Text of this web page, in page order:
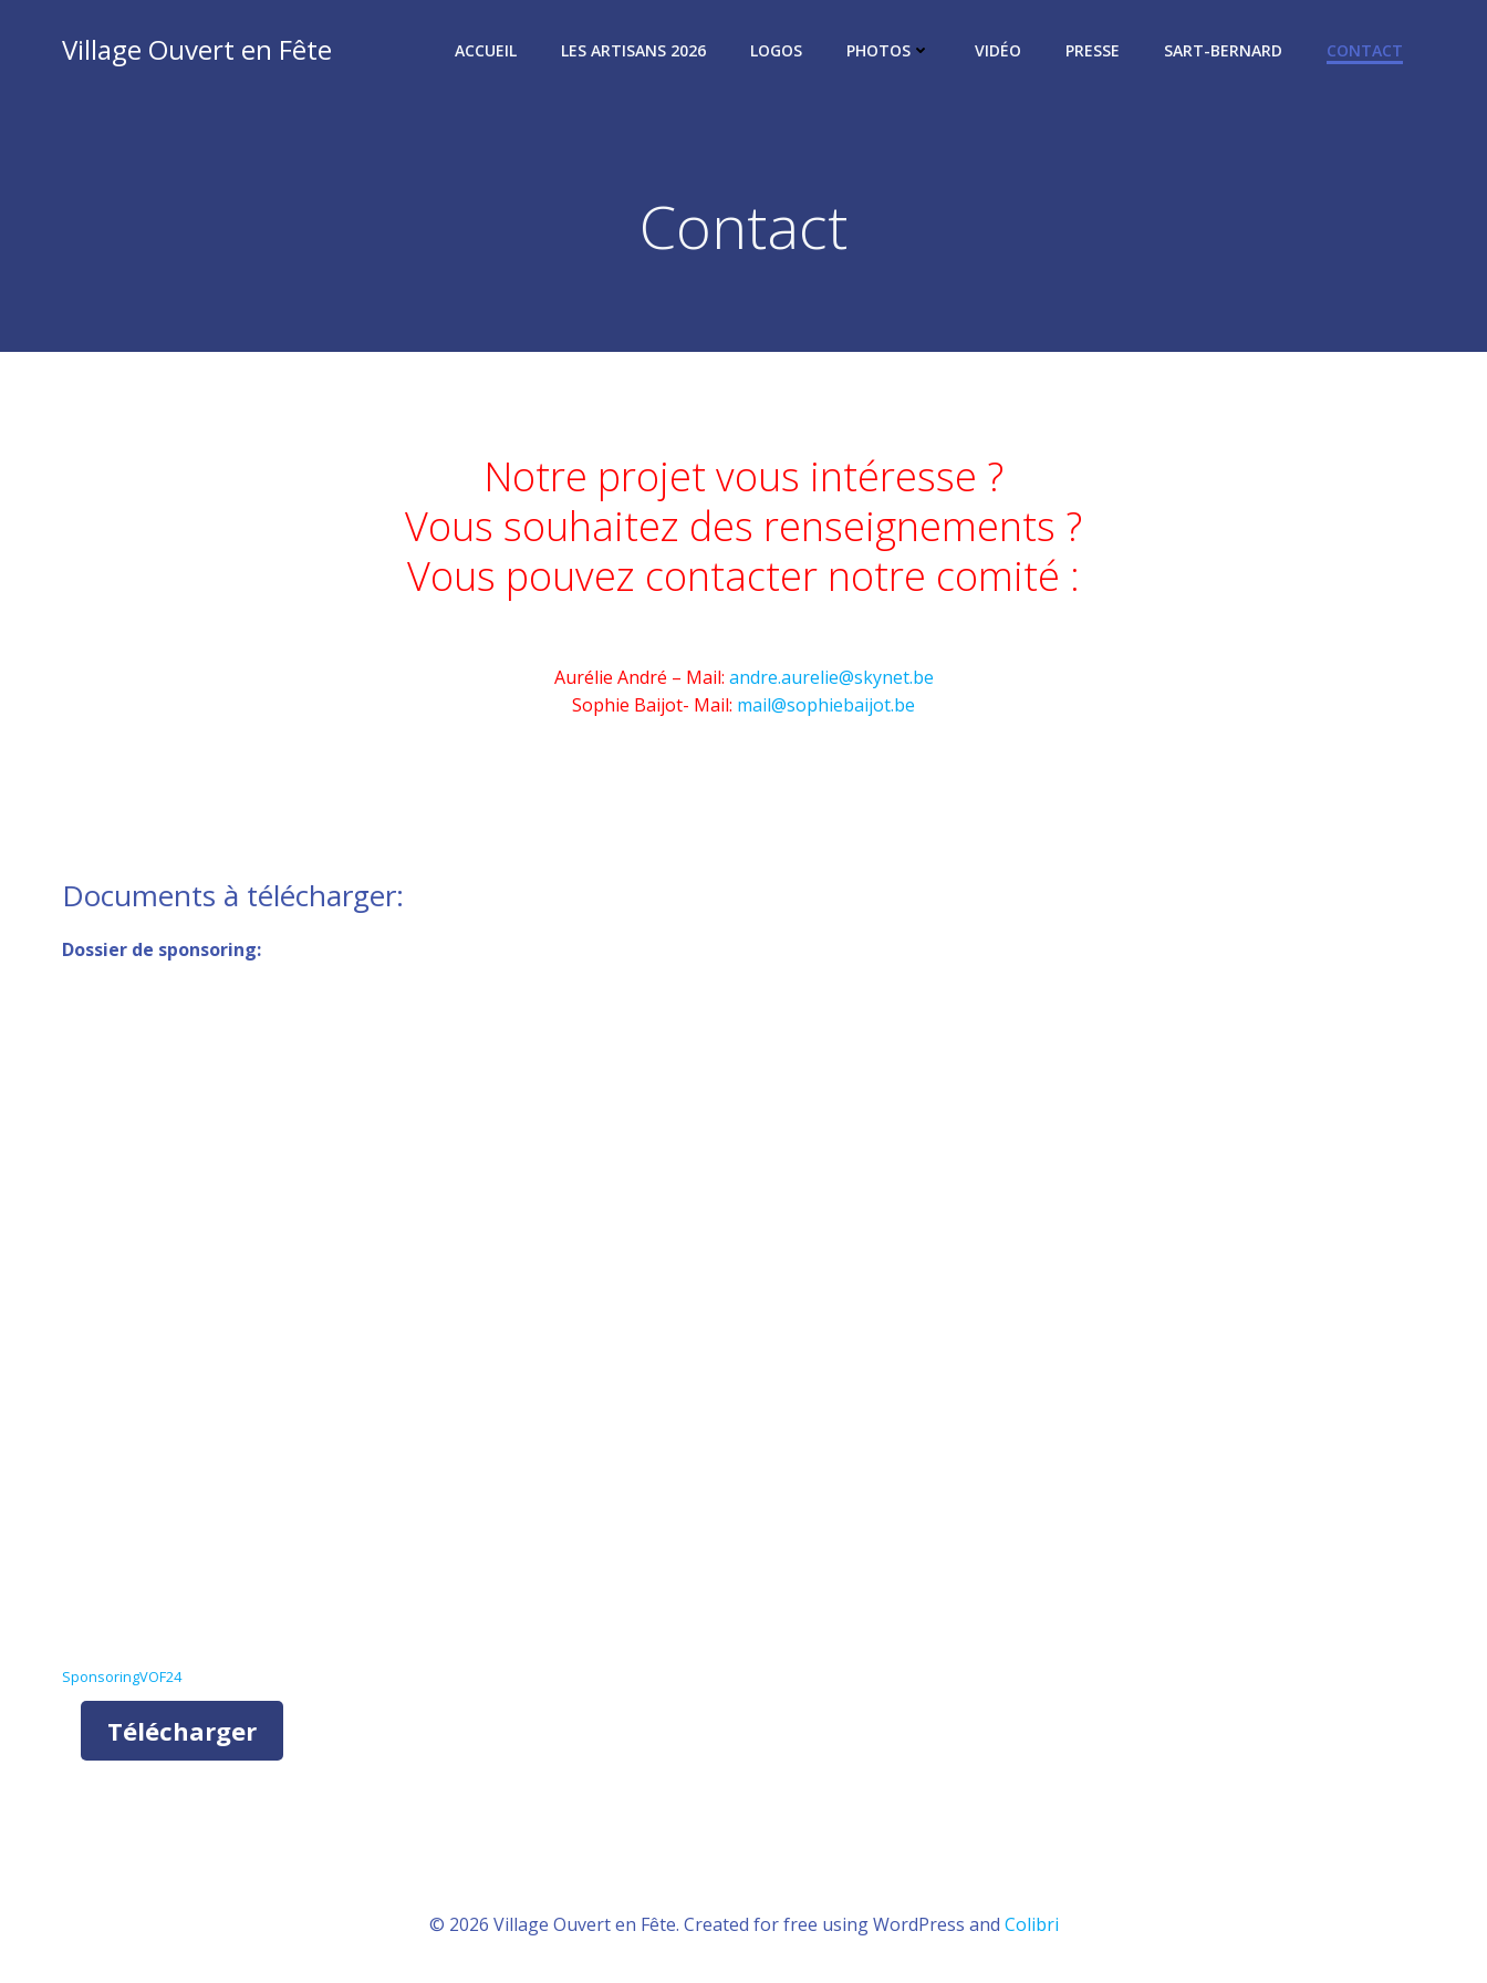
Village Ouvert en Fête ACCUEIL LES ARTISANS 2026 LOGOS PHOTOS VIDÉO PRESSE SART-BERNARD CONTACT
Contact
Notre projet vous intéresse ?
Vous souhaitez des renseignements ?
Vous pouvez contacter notre comité :
Aurélie André – Mail: andre.aurelie@skynet.be
Sophie Baijot- Mail: mail@sophiebaijot.be
Documents à télécharger:
Dossier de sponsoring:
SponsoringVOF24
Télécharger
© 2026 Village Ouvert en Fête. Created for free using WordPress and Colibri